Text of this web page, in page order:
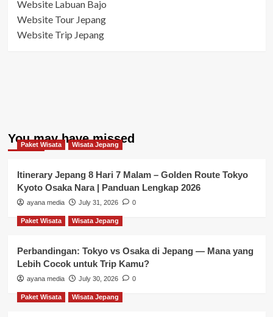
Website Labuan Bajo
Website Tour Jepang
Website Trip Jepang
You may have missed
Paket Wisata Wisata Jepang
Itinerary Jepang 8 Hari 7 Malam – Golden Route Tokyo
Kyoto Osaka Nara | Panduan Lengkap 2026
ayana media July 31, 2026 0
Paket Wisata Wisata Jepang
Perbandingan: Tokyo vs Osaka di Jepang — Mana yang
Lebih Cocok untuk Trip Kamu?
ayana media July 30, 2026 0
Paket Wisata Wisata Jepang